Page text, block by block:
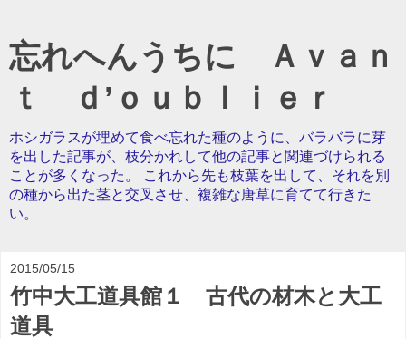
忘れへんうちに Ａｖａｎ
ｔ ｄ’ｏｕｂｌｉｅｒ
ホシガラスが埋めて食べ忘れた種のように、バラバラに芽
を出した記事が、枝分かれして他の記事と関連づけられる
ことが多くなった。 これから先も枝葉を出して、それを別
の種から出た茎と交叉させ、複雑な唐草に育てて行きた
い。
2015/05/15
竹中大工道具館１ 古代の材木と大工
道具